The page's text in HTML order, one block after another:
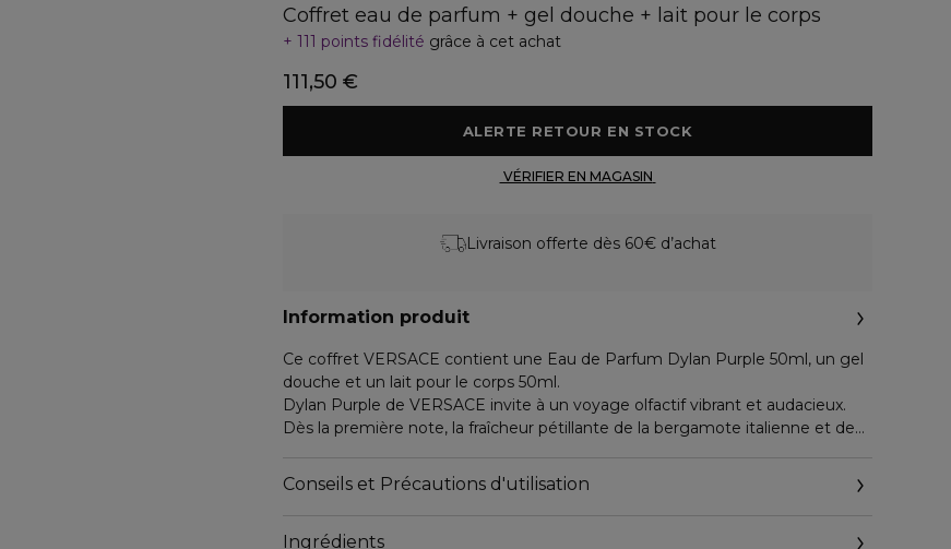
Coffret eau de parfum + gel douche + lait pour le corps
111 points fidélité grâce à cet achat
111,50 €
Livraison offerte dès 60€ d’achat
Information produit
Ce coffret VERSACE contient une Eau de Parfum Dylan Purple 50ml, un gel
douche et un lait pour le corps 50ml.
Dylan Purple de VERSACE invite à un voyage olfactif vibrant et audacieux.
Dès la première note, la fraîcheur pétillante de la bergamote italienne et de
promenade ensoleillée empreinte de spontanéité. Au coeur, un bouquet
floral unique s'épanouit autour du freesia violet, sublimé par les accords
affirmée. Le sillage se prolonge sur des notes boisées et musquées, où le
Conseils et Précautions d'utilisation
Ingrédients